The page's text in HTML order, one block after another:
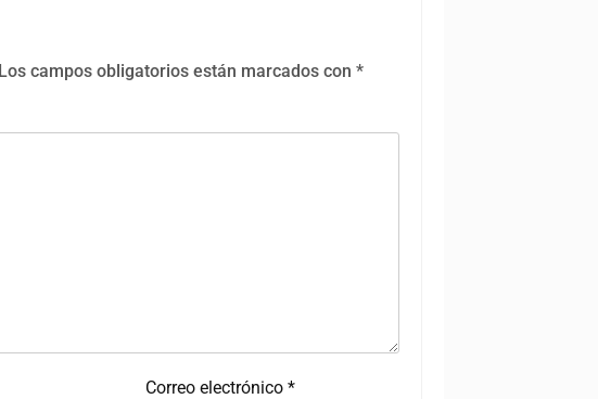
Los campos obligatorios están marcados con *
Correo electrónico *